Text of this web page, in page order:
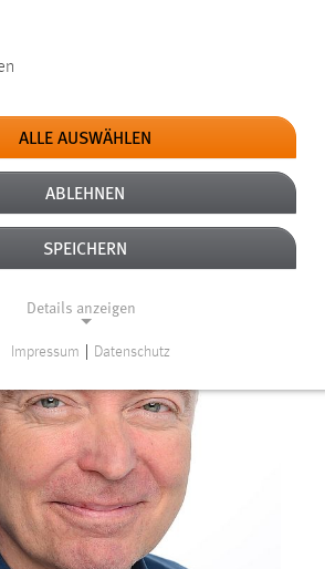
Personen
ALLE AUSWÄHLEN
ABLEHNEN
SPEICHERN
Details anzeigen
ermöglichen grundlegende
sind für die einwandfreie Funktion der
Impressum Datenschutz